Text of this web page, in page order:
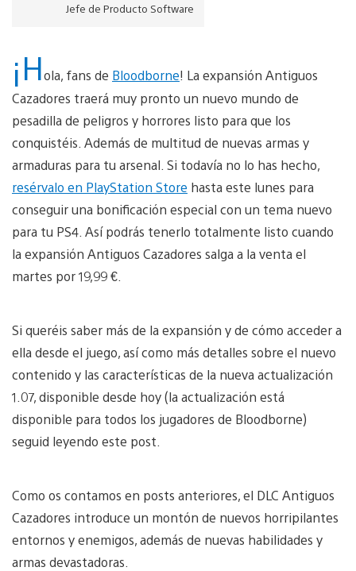
Jefe de Producto Software
¡Hola, fans de Bloodborne! La expansión Antiguos
Cazadores traerá muy pronto un nuevo mundo de
pesadilla de peligros y horrores listo para que los
conquistéis. Además de multitud de nuevas armas y
armaduras para tu arsenal. Si todavía no lo has hecho,
resérvalo en PlayStation Store hasta este lunes para
conseguir una bonificación especial con un tema nuevo
para tu PS4. Así podrás tenerlo totalmente listo cuando
la expansión Antiguos Cazadores salga a la venta el
martes por 19,99 €.
Si queréis saber más de la expansión y de cómo acceder a
ella desde el juego, así como más detalles sobre el nuevo
contenido y las características de la nueva actualización
1.07, disponible desde hoy (la actualización está
disponible para todos los jugadores de Bloodborne)
seguid leyendo este post.
Como os contamos en posts anteriores, el DLC Antiguos
Cazadores introduce un montón de nuevos horripilantes
entornos y enemigos, además de nuevas habilidades y
armas devastadoras.